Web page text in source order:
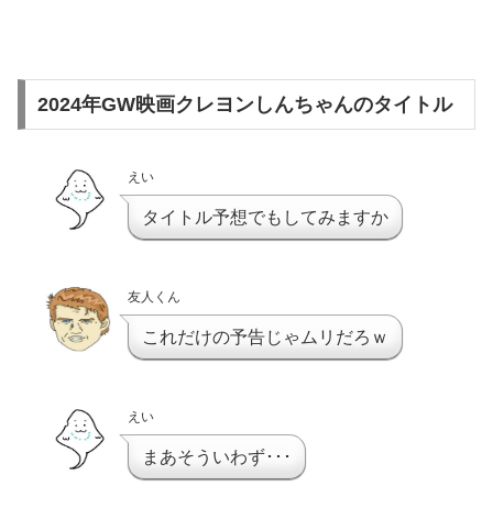
2024年GW映画クレヨンしんちゃんのタイトル
えい
タイトル予想でもしてみますか
友人くん
これだけの予告じゃムリだろｗ
えい
まあそういわず･･･